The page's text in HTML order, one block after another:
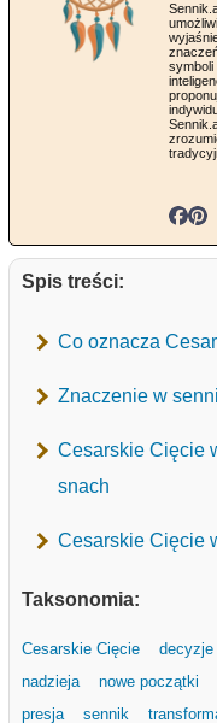
Spis treści:
Co oznacza
Znaczenie w
Cesarskie Cięcie
snach
Cesarskie Cięcie
Taksonomia:
Cesarskie Cięcie decyzje
nadzieja
nowe początki
presja
sennik